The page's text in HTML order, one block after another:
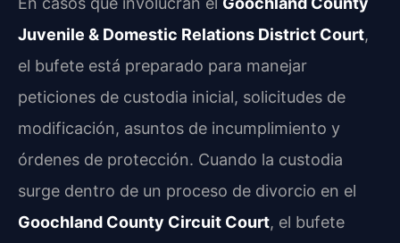
Juvenile & Domestic Relations District Court,
el bufete está preparado para manejar
peticiones de custodia inicial, solicitudes de
modificación, asuntos de incumplimiento y
órdenes de protección. Cuando la custodia
surge dentro de un proceso de divorcio en el
Goochland County Circuit Court, el bufete